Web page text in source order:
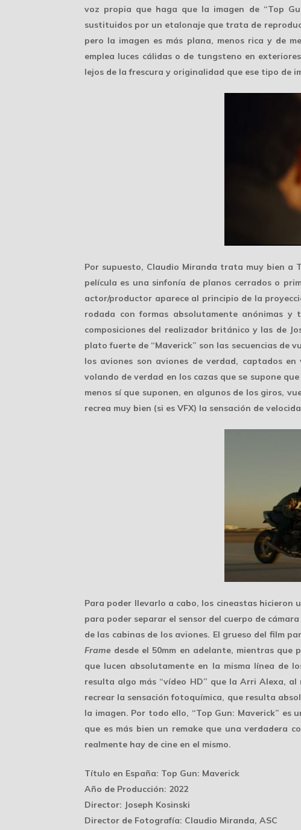
voz propia que haga que la imagen de “Top
sustituidos por un etalonaje que trata de
pero la imagen es más plana, menos rica y de
emplea luces cálidas o de tungsteno en
lejos de lafrescura y originalidad que ese tipo de
Por supuesto, Claudio Miranda trata muy bien a
película es una sinfonía de planos cerradoso
actor/productor aparece al principio de la
rodada con formas absolutamente anónimas y
composiciones del realizador británico y las de
plato fuerte de “Maverick” son las secuencias de
los aviones son aviones de verdad, captados
volando de verdad en los cazas que se supone
menos sí que suponen, en algunos de los giros,
recrea muy bien (si es VFX) la sensación de
Para poder llevarlo a cabo, los cineastas hicieron
para poder separar el sensor del cuerpo de
de las cabinas de los aviones. El grueso del film
Frame desde el 50mm en adelante, mientras que
que lucen absolutamente en la misma línea de
resulta algo más “vídeo HD” que la Arri Alexa,
recrear la sensación fotoquímica, que resulta
la imagen. Por todo ello, “Top Gun: Maverick”
que es más bien un remake que una verdadera
realmente hay de cine en el mismo.
Título en España: Top Gun: Maverick
Año de Producción: 2022
Director: Joseph Kosinski
Director de Fotografía: Claudio Miranda, ASC